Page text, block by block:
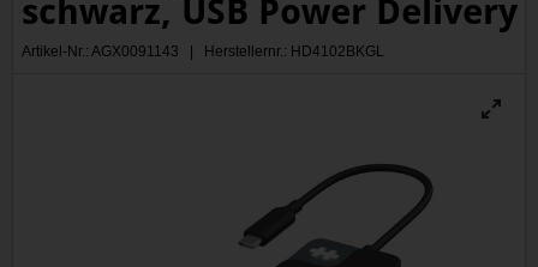
schwarz, USB Power Delivery
Artikel-Nr.: AGX0091143 | Herstellernr.: HD4102BKGL